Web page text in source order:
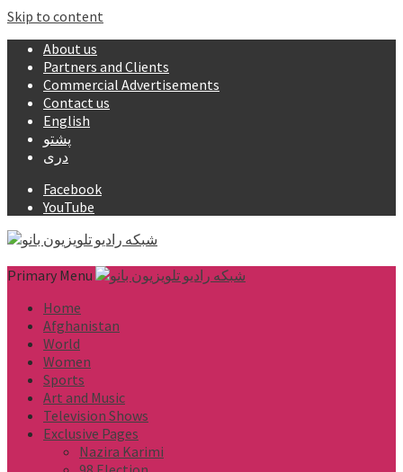
Skip to content
About us
Partners and Clients
Commercial Advertisements
Contact us
English
پشتو
دری
Facebook
YouTube
Primary Menu
Home
Afghanistan
World
Women
Sports
Art and Music
Television Shows
Exclusive Pages
Nazira Karimi